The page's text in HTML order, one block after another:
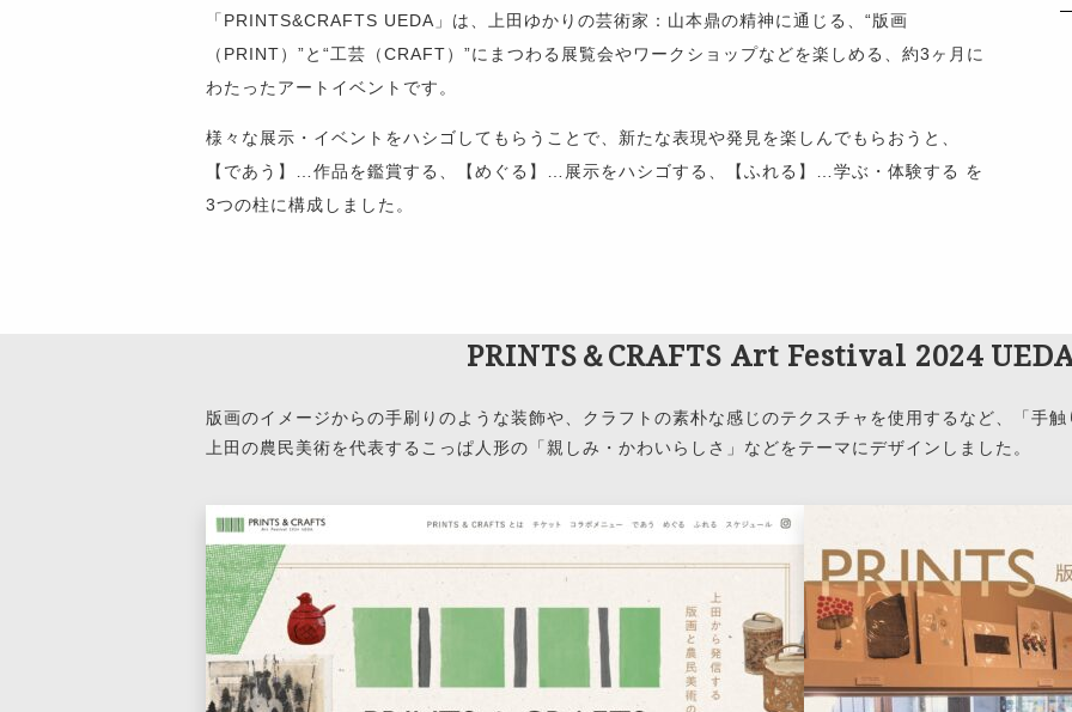
「PRINTS&CRAFTS UEDA」は、上田ゆかりの芸術家：山本鼎の精神に通じる、“版画
（PRINT）”と“工芸（CRAFT）”にまつわる展覧会やワークショップなどを楽しめる、約3ヶ月に
わたったアートイベントです。
様々な展示・イベントをハシゴしてもらうことで、新たな表現や発見を楽しんでもらおうと、
【であう】…作品を鑑賞する、【めぐる】…展示をハシゴする、【ふれる】…学ぶ・体験する を
3つの柱に構成しました。
PRINTS＆CRAFTS Art Festival 2024
版画のイメージからの手刷りのような装飾や、クラフトの素朴な感じのテクスチャを使用するなど、「手
上田の農民美術を代表するこっぱ人形の「親しみ・かわいらしさ」などをテーマにデザインしました。